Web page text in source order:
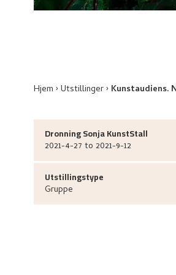
Hjem Utstillinger Kunstaudiens.
Dronning Sonja KunstStall
2021-4-27 to 2021-9-12
Utstillingstype
Gruppe